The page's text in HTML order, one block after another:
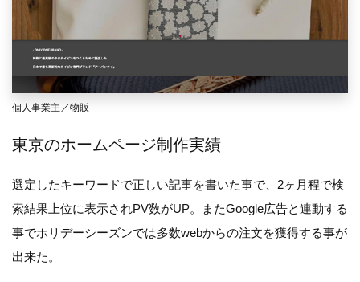
個人事業主／物販
東京のホームページ制作実績
選定したキーワードで正しい記事を書いた事で、2ヶ月程で検
索結果上位に表示されPV数がUP。またGoogle広告と連動する
事でホリデーシーズンでは多数webからの注文を獲得する事が
出来た。